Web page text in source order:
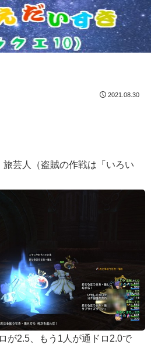
2021.08.30
芸人（盗賊の作戦は「いろい
が2.5、もう1人が通ドロ2.0で